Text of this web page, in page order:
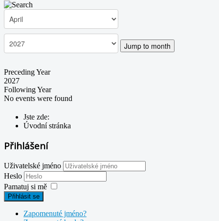
Jump to month
Preceding Year
2027
Following Year
No events were found
Jste zde:
Úvodní stránka
Přihlášení
Uživatelské jméno
Heslo
Pamatuj si mě
Přihlásit se
Zapomenuté jméno?